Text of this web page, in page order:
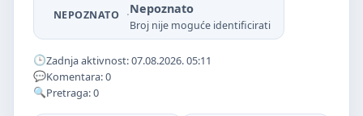
NEPOZNATO ·Nepoznato
Broj nije moguće identificirati
Zadnja aktivnost: 07.08.2026. 05:11
Komentara: 0
Pretraga: 0